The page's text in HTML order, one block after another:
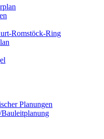
Romstöck-Ring
Planungen
Bauleitplanung